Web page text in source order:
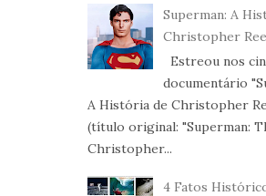
Superman: A
Christopher
Estreou nos
documentário
A História de Christopher
(título original: "Superman:
Christopher...
4 Fatos